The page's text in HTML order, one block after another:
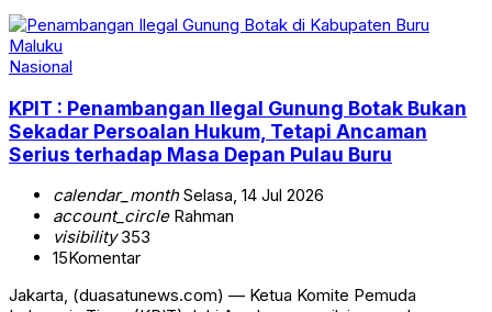
Nasional
KPIT : Penambangan Ilegal Gunung Botak Bukan
Sekadar Persoalan Hukum, Tetapi Ancaman
Serius terhadap Masa Depan Pulau Buru
calendar_monthSelasa, 14 Jul 2026
account_circleRahman
visibility353
15Komentar
Jakarta, (duasatunews.com) — Ketua Komite Pemuda